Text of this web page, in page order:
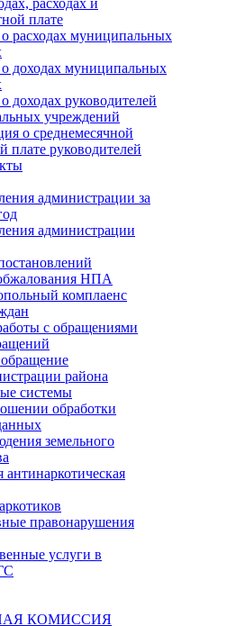
расходах и
плате
расходах муниципальных
доходах муниципальных
доходах руководителей
учреждений
о среднемесячной
плате руководителей
администрации за
администрации
НПА
комплаенс
с обращениями
района
системы
обработки
земельного
правонарушения
услуги в
КОМИССИЯ